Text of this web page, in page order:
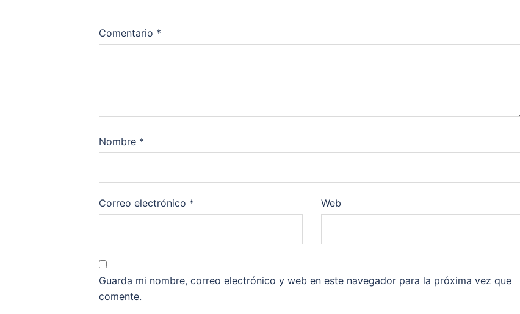
Comentario *
Nombre *
Correo electrónico * Web
Guarda mi nombre, correo electrónico y web en este navegador para la próxima vez que
comente.